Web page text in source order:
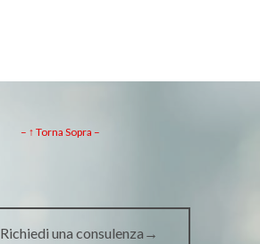
– ↑ Torna Sopra –
Richiedi una consulenza→